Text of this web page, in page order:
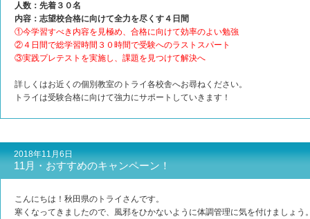
人数：先着３０名
内容：志望校合格に向けて全力を尽くす４日間
①今学習すべき内容を見極め、合格に向けて効率のよい勉強
②４日間で総学習時間３０時間で受験へのラストスパート
③実践プレテストを実施し、課題を見つけて解決へ
詳しくはお近くの個別教室のトライ各校舎へお尋ねください。
トライは受験合格に向けて強力にサポートしていきます！
2018年11月6日
11月・おすすめのキャンペーン！
こんにちは！秋田県のトライさんです。
寒くなってきましたので、風邪をひかないように体調管理に気を付けましょう